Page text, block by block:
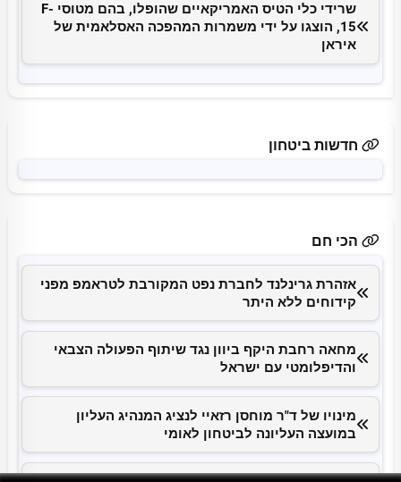
שרידי כלי הטיס האמריקאיים שהופלו, בהם מטוסי F-
15, הוצגו על ידי משמרות המהפכה האסלאמית של
איראן
חדשות ביטחון
הכי חם
אזהרת גרינלנד לחברת נפט המקורבת לטראמפ מפני
קידוחים ללא היתר
מחאה רחבת היקף ביוון נגד שיתוף הפעולה הצבאי
והדיפלומטי עם ישראל
מינויו של ד"ר מוחסן רזאיי לנציג המנהיג העליון
במועצה העליונה לביטחון לאומי